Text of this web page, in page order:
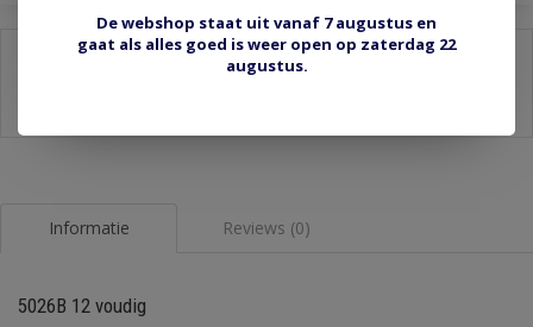
Informatie Reviews (0)
5026B 12 voudig
De webshop staat uit vanaf 7 augustus en
gaat als alles goed is weer open op zaterdag 22
augustus.